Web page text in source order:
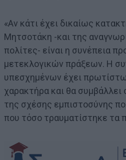
«Αν κάτι έχει δικαίως
Μητσοτάκη -και της
πολίτες- είναι η συνέπεια
μετεκλογικών πράξεων. Η
υπεσχημένων έχει
χαρακτήρα και θα
της σχέσης εμπιστοσύνης
που τόσο τραυματίστηκε τα